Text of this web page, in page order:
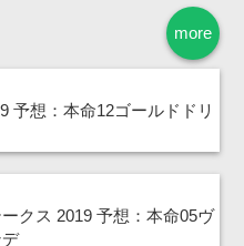
more
予想：本命12ゴールドドリ
クス 2019 予想：本命05ヴ